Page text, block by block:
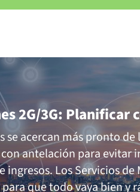
2G/3G: Planificar
se acercan más pronto
antelación para evitar
ingresos. Los Servicios
que todo vaya bien y